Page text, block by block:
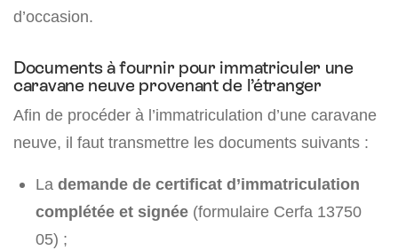
d’occasion.
Documents à fournir pour immatriculer une
caravane neuve provenant de l’étranger
Afin de procéder à l’immatriculation d’une caravane
neuve, il faut transmettre les documents suivants :
La demande de certificat d’immatriculation
complétée et signée (formulaire Cerfa 13750
05) ;